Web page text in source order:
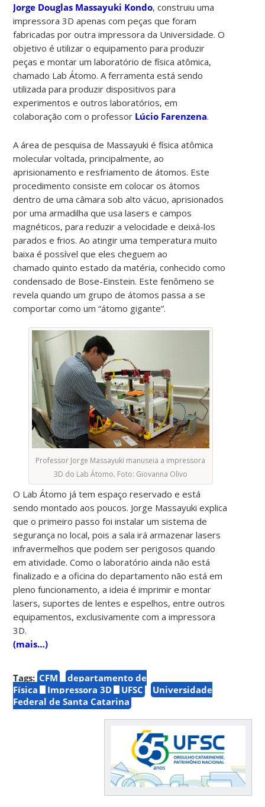
Jorge Douglas Massayuki Kondo, construiu uma
impressora 3D apenas com peças que foram
fabricadas por outra impressora da Universidade. O
objetivo é utilizar o equipamento para produzir
peças e montar um laboratório de física atômica,
chamado Lab Átomo. A ferramenta está sendo
utilizada para produzir dispositivos para
experimentos e outros laboratórios, em
colaboração com o professor Lúcio Farenzena.
A área de pesquisa de Massayuki é física atômica
molecular voltada, principalmente, ao
aprisionamento e resfriamento de átomos. Este
procedimento consiste em colocar os átomos
dentro de uma câmara sob alto vácuo, aprisionados
por uma armadilha que usa lasers e campos
magnéticos, para reduzir a velocidade e deixá-los
parados e frios. Ao atingir uma temperatura muito
baixa é possível que eles cheguem ao
chamadoquinto estado da matéria, conhecido como
condensado de Bose-Einstein. Este fenômeno se
revela quando um grupo de átomos passa a se
comportar como um “átomo gigante”.
Professor Jorge Massayuki manuseia a impressora
3D do Lab Átomo. Foto: Giovanna Olivo
O Lab Átomo já tem espaço reservado e está
sendo montado aos poucos. Jorge Massayuki explica
que o primeiro passo foi instalar um sistema de
segurança no local, pois a sala irá armazenar lasers
infravermelhos que podem ser perigosos quando
em atividade. Como o laboratório ainda não está
finalizado e a oficina do departamento não está em
pleno funcionamento, a ideia é imprimir e montar
lasers, suportes de lentes e espelhos, entre outros
equipamentos, exclusivamente com a impressora
3D.
(mais…)
Tags: CFM
departamento de
Física
Impressora 3D UFSC
Universidade
Federal de Santa Catarina